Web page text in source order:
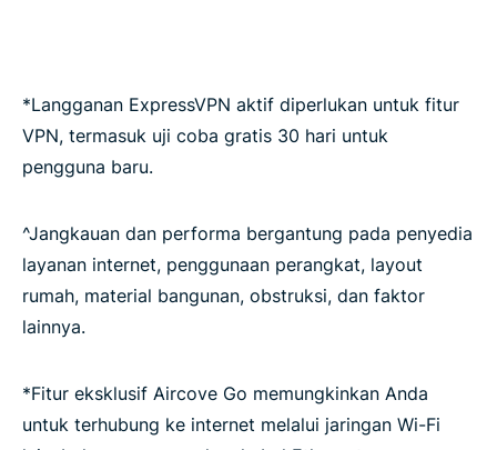
*Langganan ExpressVPN aktif diperlukan untuk fitur
VPN, termasuk uji coba gratis 30 hari untuk
pengguna baru.
^Jangkauan dan performa bergantung pada penyedia
layanan internet, penggunaan perangkat, layout
rumah, material bangunan, obstruksi, dan faktor
lainnya.
*Fitur eksklusif Aircove Go memungkinkan Anda
untuk terhubung ke internet melalui jaringan Wi-Fi